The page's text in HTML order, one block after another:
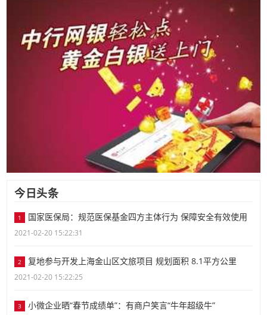
今日头条
1 国家医保局：规范医保基金四方主体行为 保障安全有效使用
2021-02-20 15:22:31
2 复地参与开发上海金山区文旅项目 规划面积 8.1平方公里
2021-02-20 15:22:25
3 小微企业晒“春节成绩单”：有商户笑言“牛年超级牛”